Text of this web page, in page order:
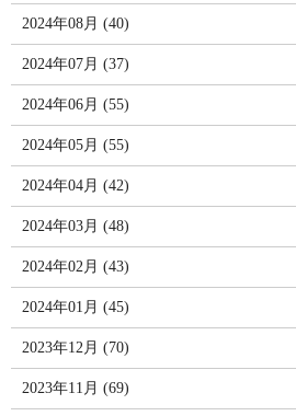
2024年08月 (40)
2024年07月 (37)
2024年06月 (55)
2024年05月 (55)
2024年04月 (42)
2024年03月 (48)
2024年02月 (43)
2024年01月 (45)
2023年12月 (70)
2023年11月 (69)